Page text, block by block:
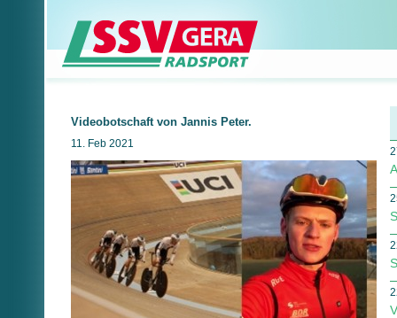
Videobotschaft von Jannis Peter.
11. Feb 2021